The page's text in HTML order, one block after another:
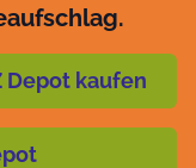
Depot kaufen